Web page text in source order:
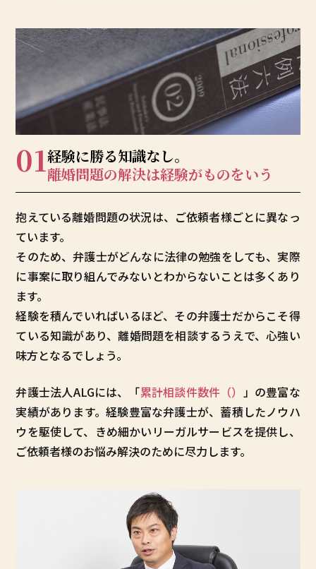
01経験に勝る知識なし。
離婚問題の解決は経験がものをいう
抱えている離婚問題の状況は、ご依頼者様ごとに異なっ
ています。
そのため、弁護士がどんなに法律の勉強をしても、実際
に事案に取り組んでみないとわからないことは多くあり
ます。
経験を積んでいればいるほど、その弁護士だからこそ得
ている知識があり、離婚問題を相談するうえで、心強い
味方となるでしょう。
弁護士法人ALGには、「累計相談件数件（） 」の豊富な
実績があります。経験豊富な弁護士が、蓄積したノウハ
ウを駆使して、きめ細かいリーガルサービスを提供し、
ご依頼者様のお悩み解決のために尽力します。